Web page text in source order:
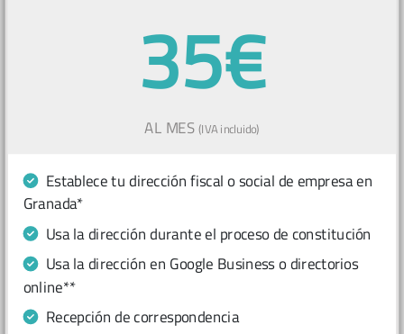
35€
AL MES(IVA incluido)
Establece tu dirección fiscal o social de empresa en
Granada*
Usa la dirección durante el proceso de constitución
Usa la dirección en Google Business o directorios
online**
Recepción de correspondencia